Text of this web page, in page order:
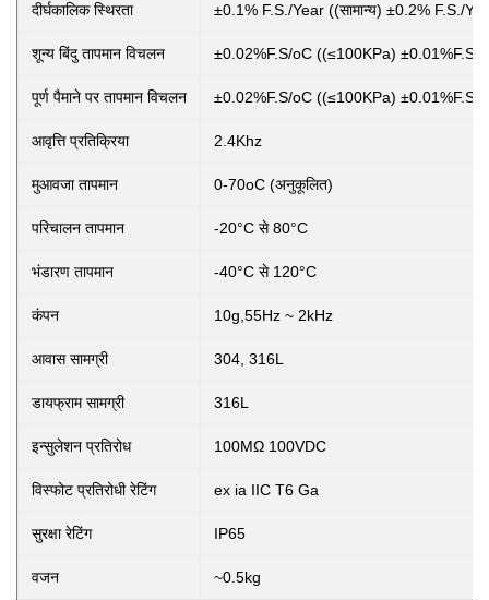
दीर्घकालिक स्थिरता ±0.1% F.S./Year ((सामान्य) ±0.2% F.S./
शून्य बिंदु तापमान विचलन ±0.02%F.S/oC ((≤100KPa) ±0.01%F.S/
पूर्ण पैमाने पर तापमान विचलन ±0.02%F.S/oC ((≤100KPa) ±0.01%F.S/
आवृत्ति प्रतिक्रिया 2.4Khz
मुआवजा तापमान 0-70oC (अनुकूलित)
परिचालन तापमान -20°C से 80°C
भंडारण तापमान -40°C से 120°C
कंपन 10g,55Hz ~ 2kHz
आवास सामग्री 304, 316L
डायफ्राम सामग्री 316L
इन्सुलेशन प्रतिरोध 100MΩ 100VDC
विस्फोट प्रतिरोधी रेटिंग ex ia IIC T6 Ga
सुरक्षा रेटिंग IP65
वजन ~0.5kg